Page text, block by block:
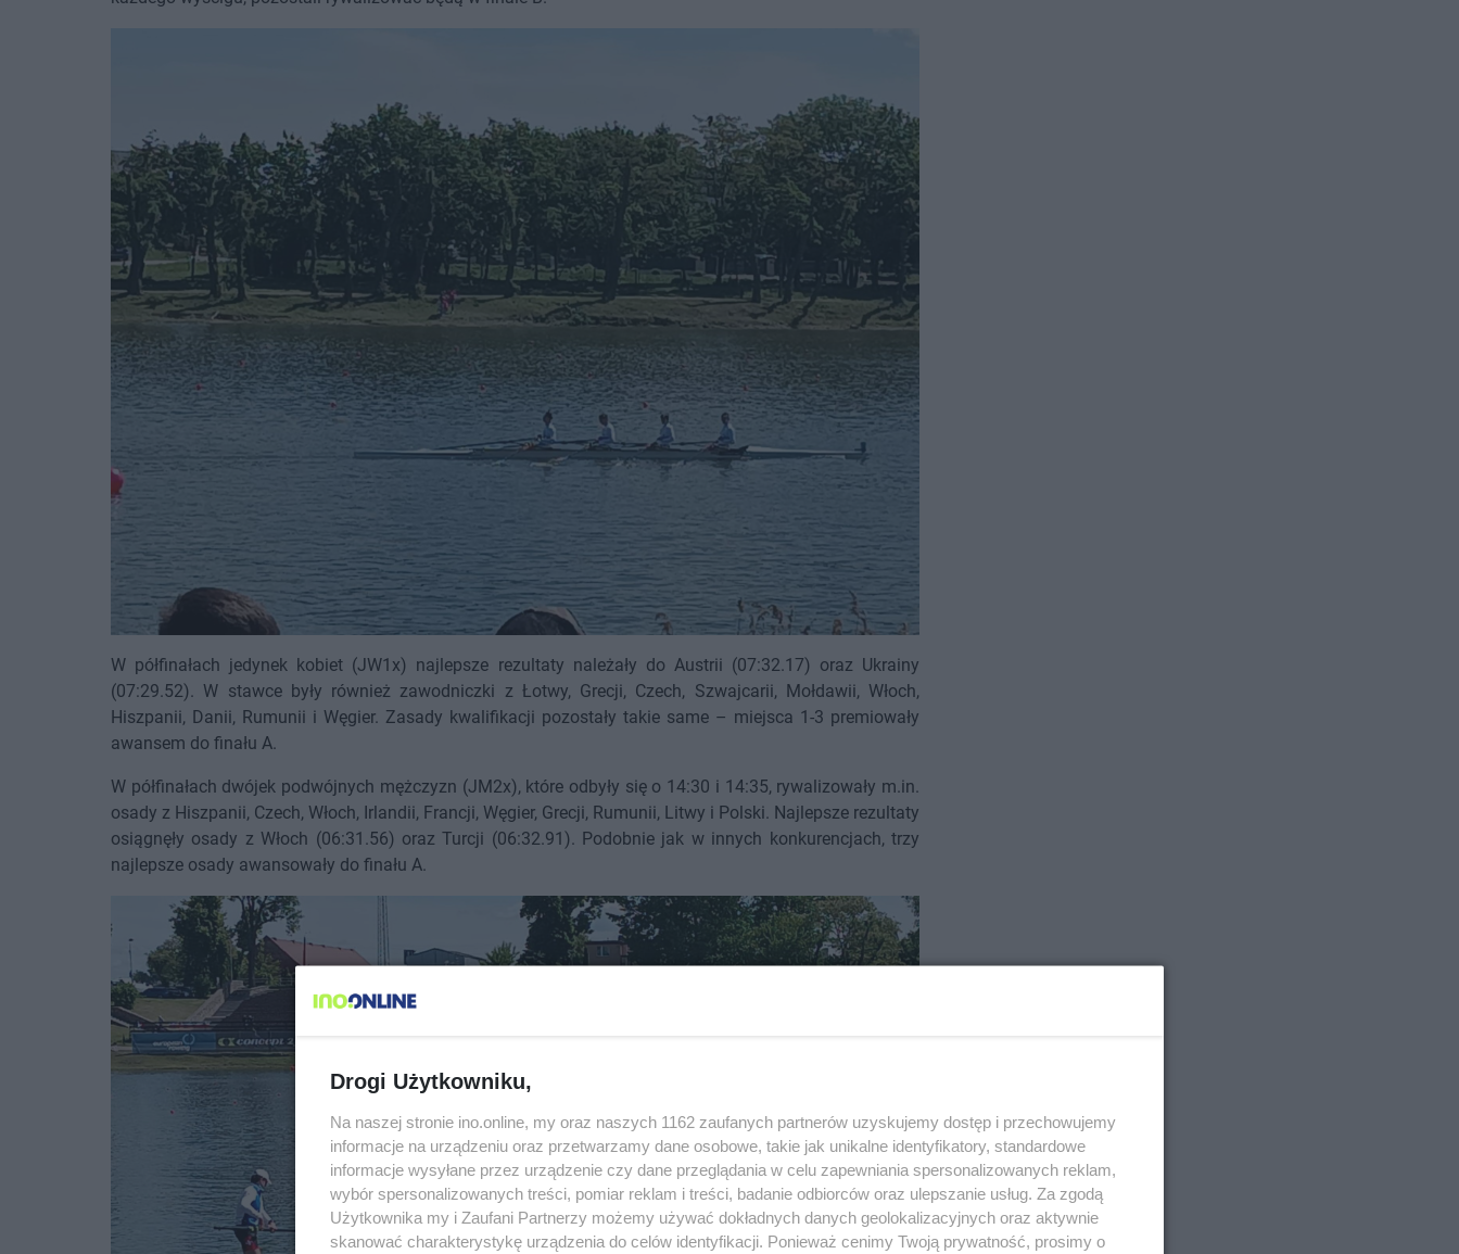
W półfinałach jedynek kobiet (JW1x) najlepsze rezultaty należały do Austrii (07:32.17) oraz Ukrainy
(07:29.52). W stawce były również zawodniczki z Łotwy, Grecji, Czech, Szwajcarii, Mołdawii, Włoch,
Hiszpanii, Danii, Rumunii i Węgier. Zasady kwalifikacji pozostały takie same – miejsca 1-3 premiowały
awansem do finału A.
W półfinałach dwójek podwójnych mężczyzn (JM2x), które odbyły się o 14:30 i 14:35, rywalizowały m.in.
osady z Hiszpanii, Czech, Włoch, Irlandii, Francji, Węgier, Grecji, Rumunii, Litwy i Polski. Najlepsze rezultaty
osiągnęły osady z Włoch (06:31.56) oraz Turcji (06:32.91). Podobnie jak w innych konkurencjach, trzy
najlepsze osady awansowały do finału A.
Drogi Użytkowniku,
Na naszej stronie ino.online, my oraz naszych 1162 zaufanych partnerów uzyskujemy dostęp i przechowujemy
informacje na urządzeniu oraz przetwarzamy dane osobowe, takie jak unikalne identyfikatory, standardowe
informacje wysyłane przez urządzenie czy dane przeglądania w celu zapewniania spersonalizowanych reklam,
wybór spersonalizowanych treści, pomiar reklam i treści, badanie odbiorców oraz ulepszanie usług. Za zgodą
Użytkownika my i Zaufani Partnerzy możemy używać dokładnych danych geolokalizacyjnych oraz aktywnie
skanować charakterystykę urządzenia do celów identyfikacji. Ponieważ cenimy Twoją prywatność, prosimy o